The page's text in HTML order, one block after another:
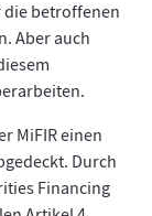
betroffenen
Aber auch
MiFIR einen
Durch
Financing